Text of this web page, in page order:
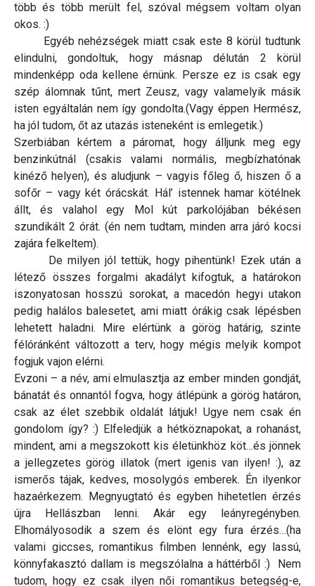
több és több merült fel, szóval mégsem voltam olyan
okos. :)
Egyéb nehézségek miatt csak este 8 körül tudtunk
elindulni, gondoltuk, hogy másnap délután 2 körül
mindenképp oda kellene érnünk. Persze ez is csak egy
szép álomnak tűnt, mert Zeusz, vagy valamelyik másik
isten egyáltalán nem így gondolta.(Vagy éppen Hermész,
ha jól tudom, őt az utazás isteneként is emlegetik.)
Szerbiában kértem a páromat, hogy álljunk meg egy
benzinkútnál (csakis valami normális, megbízhatónak
kinéző helyen), és aludjunk – vagyis főleg ő, hiszen ő a
sofőr – vagy két órácskát. Hál’ istennek hamar kötélnek
állt, és valahol egy Mol kút parkolójában békésen
szundikált 2 órát. (én nem tudtam, minden arra járó kocsi
zajára felkeltem).
De milyen jól tettük, hogy pihentünk! Ezek után a
létező összes forgalmi akadályt kifogtuk, a határokon
iszonyatosan hosszú sorokat, a macedón hegyi utakon
pedig halálos balesetet, ami miatt órákig csak lépésben
lehetett haladni. Mire elértünk a görög határig, szinte
félóránként változott a terv, hogy mégis melyik kompot
fogjuk vajon elérni.
Evzoni – a név, ami elmulasztja az ember minden gondját,
bánatát és onnantól fogva, hogy átlépünk a görög határon,
csak az élet szebbik oldalát látjuk! Ugye nem csak én
gondolom így? :) Elfeledjük a hétköznapokat, a rohanást,
mindent, ami a megszokott kis életünkhöz köt…és jönnek
a jellegzetes görög illatok (mert igenis van ilyen! :), az
ismerős tájak, kedves, mosolygós emberek. Én ilyenkor
hazaérkezem. Megnyugtató és egyben hihetetlen érzés
újra Hellászban lenni. Akár egy leányregényben.
Elhomályosodik a szem és elönt egy fura érzés…(ha
valami giccses, romantikus filmben lennénk, egy lassú,
könnyfakasztó dallam is megszólalna a háttérből :) Nem
tudom, hogy ez csak ilyen női romantikus betegség-e,